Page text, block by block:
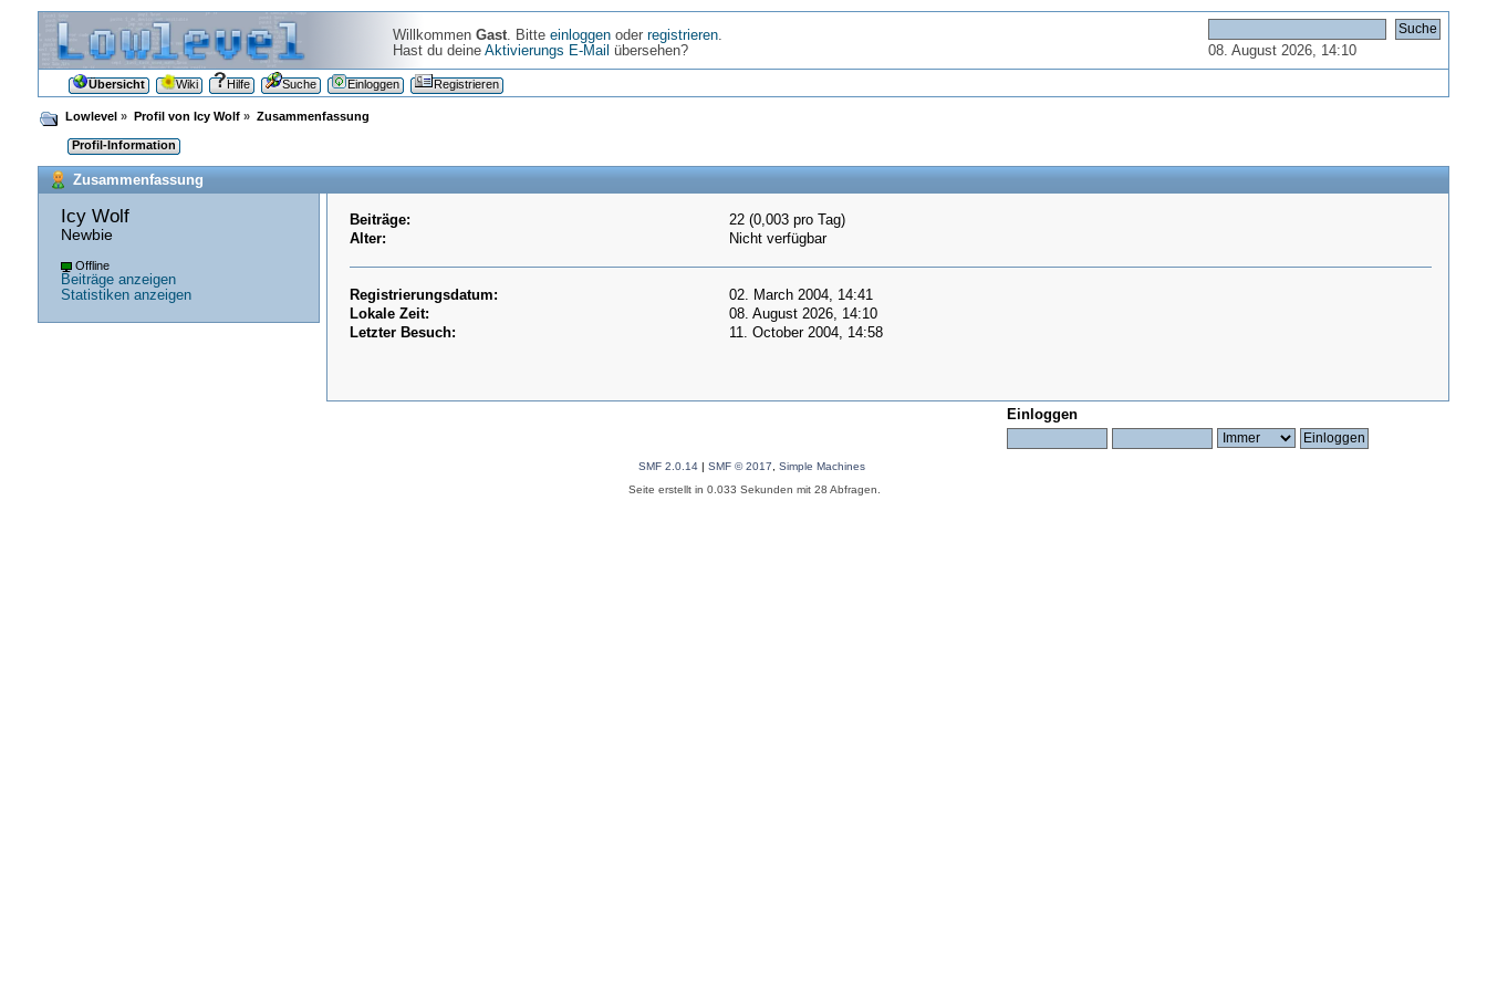
08. August 2026, 14:10
Willkommen Gast. Bitte einloggenoder registrieren.
Hast du deine Aktivierungs E-Mail übersehen?
Übersicht Wiki Hilfe Suche Einloggen Registrieren
Lowlevel » Profil von Icy Wolf» Zusammenfassung
Profil-Information
Zusammenfassung
Icy Wolf
Newbie
Offline
Beiträge anzeigen
Statistiken anzeigen
Beiträge:
22 (0,003 pro Tag)
Alter:
Nicht verfügbar
Registrierungsdatum:
02. March 2004, 14:41
Lokale Zeit:
08. August 2026, 14:10
Letzter Besuch:
11. October 2004, 14:58
Einloggen
SMF 2.0.14| SMF © 2017
Simple Machines
Seite erstellt in 0.033 Sekunden mit 28 Abfragen.